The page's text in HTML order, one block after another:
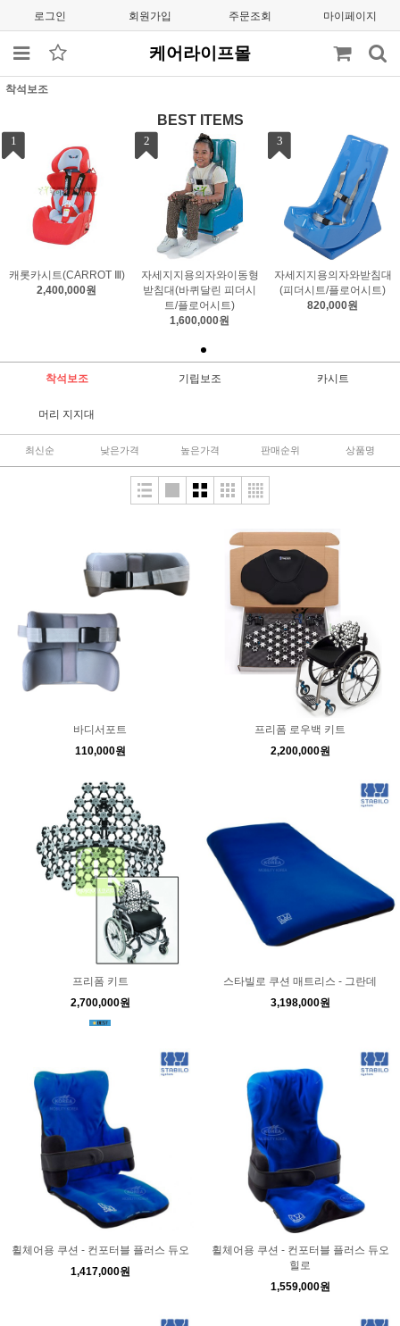
로그인 회원가입 주문조회 마이페이지
케어라이프몰
착석보조
BEST ITEMS
1
캐롯카시트(CARROT Ⅲ)
2,400,000원
2
자세지지용의자와이동형
받침대(바퀴달린 피더시
트/플로어시트)
1,600,000원
3
자세지지용의자와받침대
(피더시트/플로어시트)
820,000원
착석보조 기립보조 카시트
머리 지지대
최신순 낮은가격 높은가격 판매순위 상품명
바디서포트
110,000원
프리폼 로우백 키트
2,200,000원
프리폼 키트
2,700,000원
스타빌로 쿠션 매트리스 - 그란데
3,198,000원
휠체어용 쿠션 - 컨포터블 플러스 듀오
1,417,000원
휠체어용 쿠션 - 컨포터블 플러스 듀오
힐로
1,559,000원